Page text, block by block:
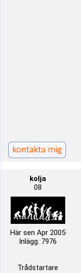
kolja
08
Här sen Apr 2005
Inlägg: 7976
Trådstartare